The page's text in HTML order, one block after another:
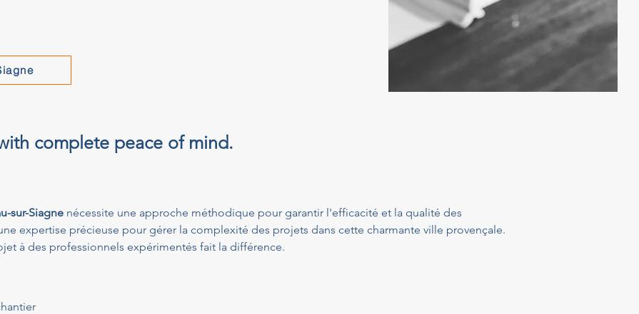
complete peace of mind.
sur-Siagne nécessite une approche méthodique pour garantir l'efficacité et la qualité des
expertise précieuse pour gérer la complexité des projets dans cette charmante ville provençale.
à des professionnels expérimentés fait la différence.